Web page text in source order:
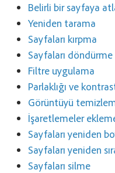
Belirli bir sayfaya
Yeniden tarama
Sayfaları kırpma
Sayfaları döndürme
Filtre uygulama
Parlaklığı ve
Görüntüyü
İşaretlemeler
Sayfaları yeniden
Sayfaları yeniden
Sayfaları silme